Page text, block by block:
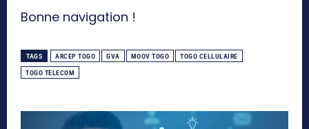
Bonne navigation !
TAGS ARCEP TOGO GVA MOOV TOGO TOGO CELLULAIRE
TOGO TELECOM